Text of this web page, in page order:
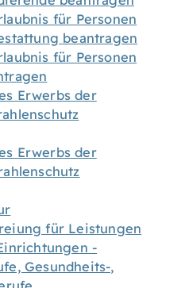
für Personen
beantragen
für Personen
Erwerbs der
Erwerbs der
für Leistungen
-
Gesundheits-,